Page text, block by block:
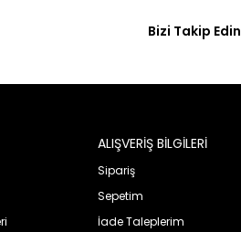
Bizi Takip Edin
ALIŞVERİŞ BİLGİLERİ
Sipariş
Sepetim
İade Taleplerim